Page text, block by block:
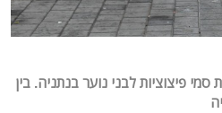
פיצוציות לבני נוער בנתניה. בין